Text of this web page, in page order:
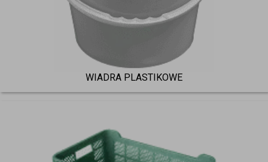
WIADRA PLASTIKOWE